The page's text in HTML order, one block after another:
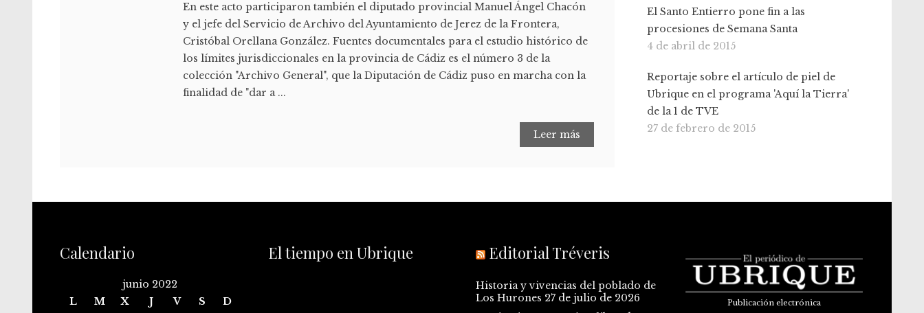
En este acto participaron también el diputado provincial Manuel Ángel Chacón
y el jefe del Servicio de Archivo del Ayuntamiento de Jerez de la Frontera,
Cristóbal Orellana González. Fuentes documentales para el estudio histórico de
los límites jurisdiccionales en la provincia de Cádiz es el número 3 de la
colección "Archivo General", que la Diputación de Cádiz puso en marcha con la
finalidad de "dar a ...
Leer más
El Santo Entierro pone fin a las
procesiones de Semana Santa
4 de abril de 2015
Reportaje sobre el artículo de piel de
Ubrique en el programa 'Aquí la Tierra'
de la 1 de TVE
27 de febrero de 2015
Calendario
junio 2022
L
M X J V S
D
El tiempo en Ubrique Editorial Tréveris
Historia y vivencias del poblado de
Los Hurones 27 de julio de 2026
Publicación electrónica